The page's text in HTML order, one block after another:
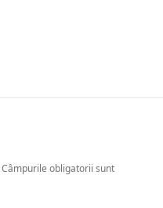
Câmpurile obligatorii sunt